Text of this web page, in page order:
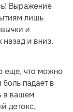
Выражение
лишь
и
назад и вниз.
еще, что можно
боль падает в
в вашем
детокс,